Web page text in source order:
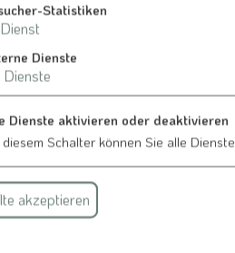
Gasthaus
Herr Dieter
Thalmannsfeld
Hauptstraße 8
91790 Bergen
Statistiken
Dienst
Dienste
Dienste
Dienste aktivieren oder deaktivieren
diesem Schalter können Sie alle
akzeptieren